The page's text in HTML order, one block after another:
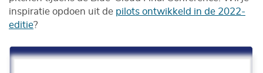
inspiratie opdoen uit de pilots ontwikkeld in de 2022-
editie?